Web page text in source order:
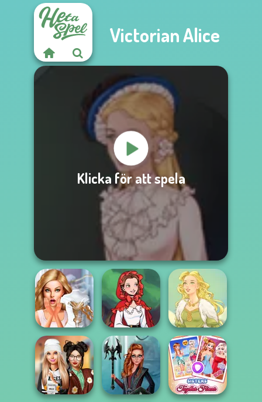
Victorian Alice
Klicka för att spela
Bridezilla: Prank
The Bride
Little Red Riding
Hood
Goddess Freya